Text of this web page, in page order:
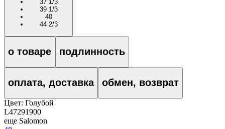
37 1/3
39 1/3
40
44 2/3
о товаре подлинность
оплата, доставка обмен, возврат
Цвет: Голубой
L47291900
еще Salomon